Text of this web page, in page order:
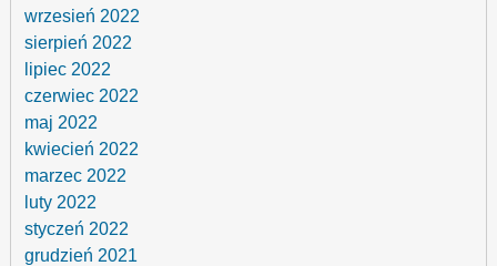
wrzesień 2022
sierpień 2022
lipiec 2022
czerwiec 2022
maj 2022
kwiecień 2022
marzec 2022
luty 2022
styczeń 2022
grudzień 2021